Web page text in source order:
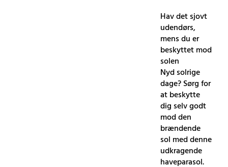
Hav det sjovt
udendørs,
mens du er
beskyttet mod
solen
Nyd solrige
dage? Sørg for
at beskytte
dig selv godt
mod den
brændende
sol med denne
udkragende
haveparasol.